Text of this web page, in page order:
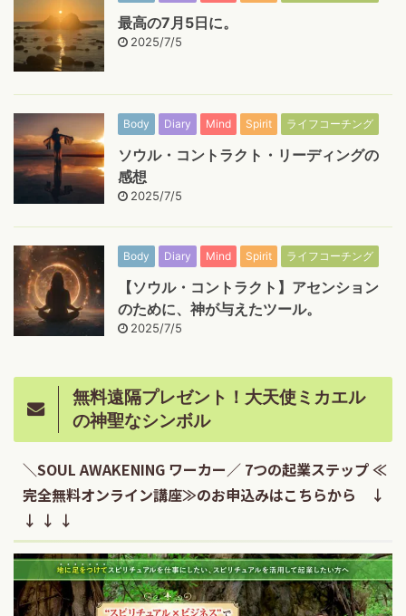
最高の7月5日に。
2025/7/5
Body Diary Mind Spirit ライフコーチング
ソウル・コントラクト・リーディングの
感想
2025/7/5
Body Diary Mind Spirit ライフコーチング
【ソウル・コントラクト】アセンション
のために、神が与えたツール。
2025/7/5
無料遠隔プレゼント！大天使ミカエル
の神聖なシンボル
＼SOUL AWAKENING ワーカー／ 7つの起業ステップ ≪
完全無料オンライン講座≫のお申込みはこちらから ↓
↓ ↓ ↓